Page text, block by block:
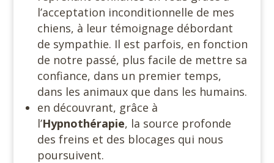
l’acceptation inconditionnelle de mes
chiens, à leur témoignage débordant
de sympathie. Il est parfois, en fonction
de notre passé, plus facile de mettre sa
confiance, dans un premier temps,
dans les animaux que dans les humains.
en découvrant, grâce à
l’Hypnothérapie, la source profonde
des freins et des blocages qui nous
poursuivent.